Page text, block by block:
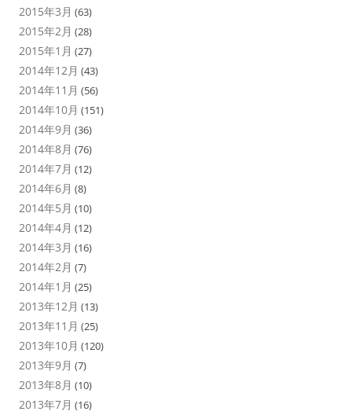
2015年3月 (63)
2015年2月 (28)
2015年1月 (27)
2014年12月 (43)
2014年11月 (56)
2014年10月 (151)
2014年9月 (36)
2014年8月 (76)
2014年7月 (12)
2014年6月 (8)
2014年5月 (10)
2014年4月 (12)
2014年3月 (16)
2014年2月 (7)
2014年1月 (25)
2013年12月 (13)
2013年11月 (25)
2013年10月 (120)
2013年9月 (7)
2013年8月 (10)
2013年7月 (16)